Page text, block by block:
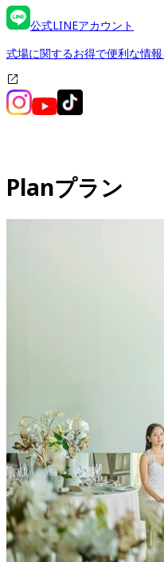
公式LINEアカウント
式場に関するお得で便利な情
Planプラン